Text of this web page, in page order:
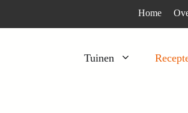
Home
Tuinen